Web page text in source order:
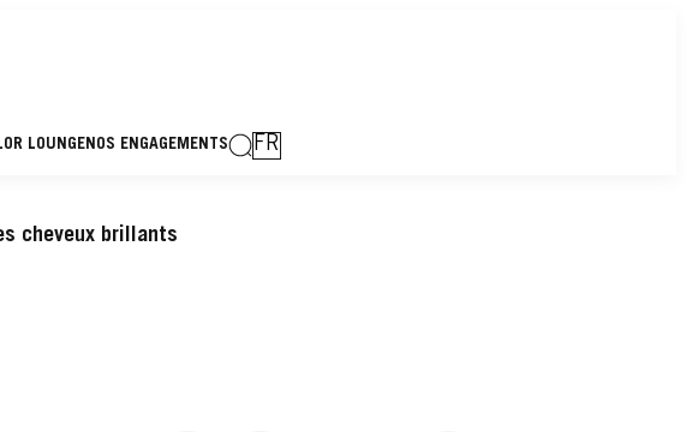
LOUNGENOS ENGAGEMENTS FR
cheveux brillants